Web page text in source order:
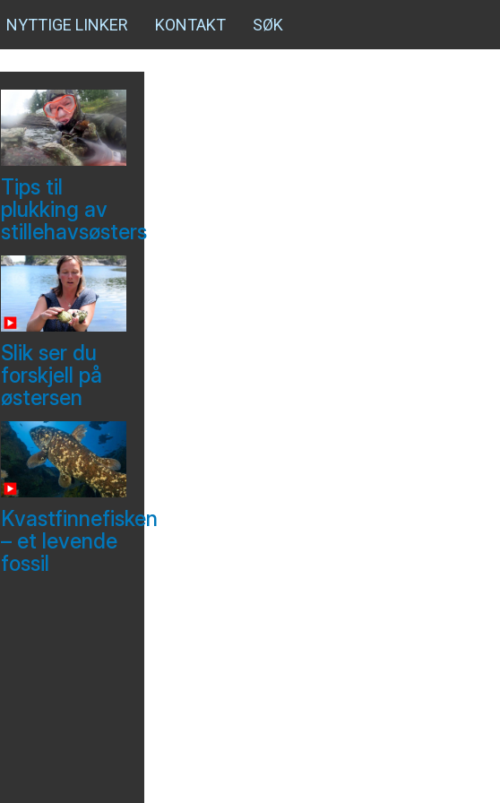
NYTTIGE LINKER KONTAKT SØK
Tips til
plukking av
stillehavsøsters
Slik ser du
forskjell på
østersen
Kvastfinnefisken
– et levende
fossil